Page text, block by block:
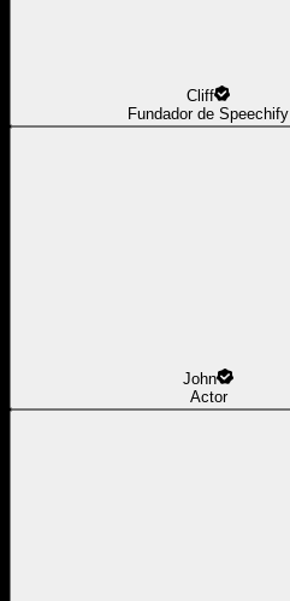
Cliff
Fundador de Speechify
John
Actor